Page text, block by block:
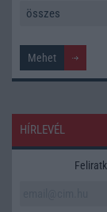
HÍRLEVÉL